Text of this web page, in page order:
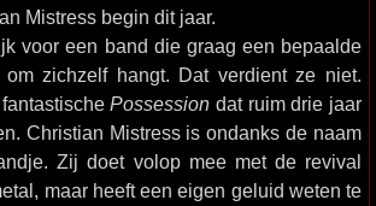
Mistress begin dit jaar.
voor een band die graag een bepaalde
zichzelf hangt. Dat verdient ze niet.
Possession dat ruim drie jaar
Christian Mistress is ondanks de naam
Zij doet volop mee met de revival
maar heeft een eigen geluid weten te